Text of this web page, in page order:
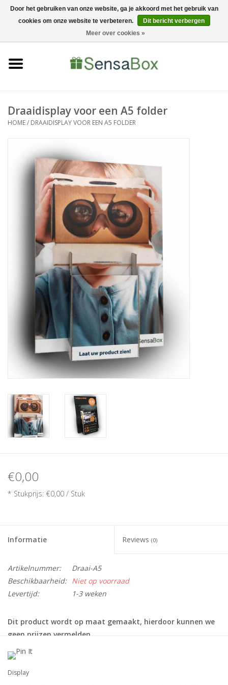
06-22022900 0 Artikelen - €0,00
Bewerkingen
Draaidisplay voor een A5 folder
HOME/ DRAAIDISPLAY VOOR EEN A5 FOLDER
€0,00
* Stukprijs: €0,00 / Stuk
Informatie Reviews (0)
Artikelnummer:
Draai-A5
Beschikbaarheid: Niet op voorraad
Levertijd:
1-3 weken
Dit product wordt op maat gemaakt, hierdoor kunnen we
geen prijzen vermelden.
Heeft u hier vragen over ? neem dan gerust
Display
Door het gebruiken van onze website, ga je akkoord met het gebruik van
cookies om onze website te verbeteren.
Dit bericht verbergen
Meer over cookies »